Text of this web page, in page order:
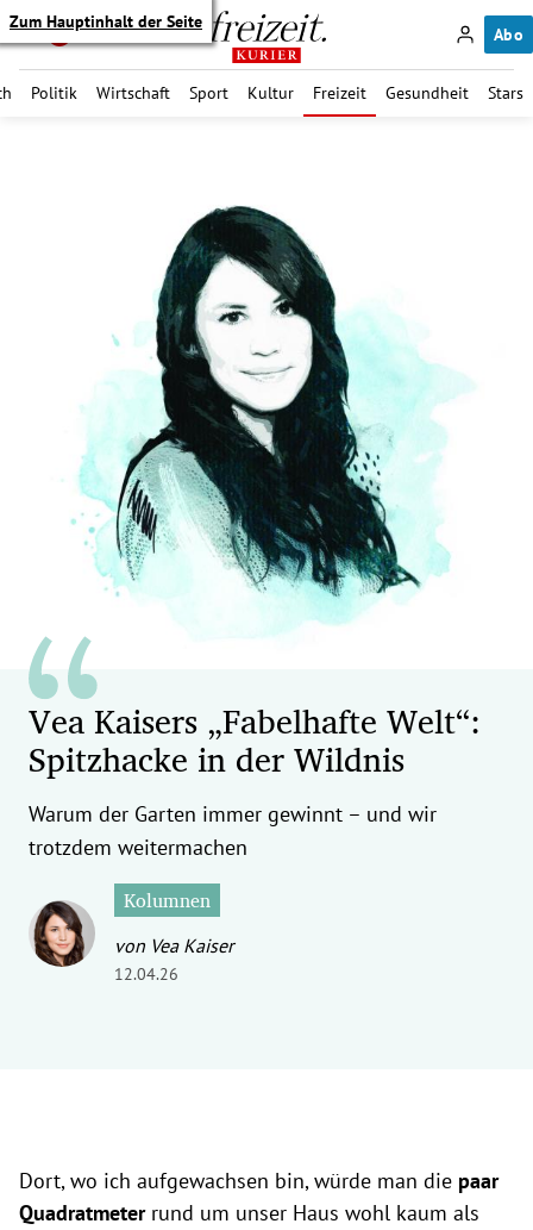
Zum Hauptinhalt der Seite
Abo
Politik Wirtschaft Sport Kultur Freizeit Gesundheit Stars
Untermenü
Untermenü
Untermenü
Untermenü
Untermenü
Untermenü
Untermenü
Untermenü
Vea Kaisers „Fabelhafte Welt“:
Spitzhacke in der Wildnis
Warum der Garten immer gewinnt – und wir
trotzdem weitermachen
Kolumnen
von Vea Kaiser
12.04.26
Dort, wo ich aufgewachsen bin, würde man die paar
Quadratmeterrund um unser Haus wohl kaum als